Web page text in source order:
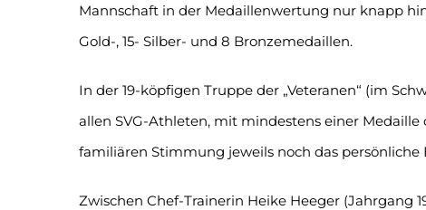
Mannschaft in der Medaillenwertung nur knapp
Gold-, 15- Silber- und 8 Bronzemedaillen.
In der 19-köpfigen Truppe der „Veteranen“ (im
allen SVG-Athleten, mit mindestens einer
familiären Stimmung jeweils noch das persönliche
Zwischen Chef-Trainerin Heike Heeger (Jahrgang